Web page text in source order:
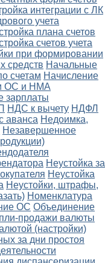
интеграции с ЛК
учета
плана счетов
счетов учета
при формировании
средств Начальные
счетам Начисление
ОС и НМА
зарплаты
НДС к вычету НДФЛ
аванса Недоимка,
Незавершенное
Неустойка за
Неустойка
Неустойки, штрафы,
Номенклатура
ОС Объединение
продажи валюты
(настройки)
за дни простоя